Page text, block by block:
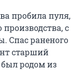
пробила пуля,
с
Спас раненого
старший
родом из